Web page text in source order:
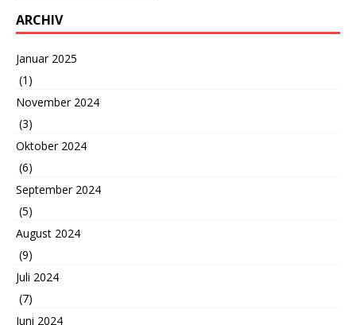
ARCHIV
Januar 2025
(1)
November 2024
(3)
Oktober 2024
(6)
September 2024
(5)
August 2024
(9)
Juli 2024
(7)
Juni 2024